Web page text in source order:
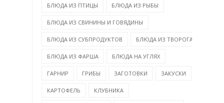
БЛЮДА ИЗ ПТИЦЫ БЛЮДА ИЗ РЫБЫ
БЛЮДА ИЗ СВИНИНЫ И ГОВЯДИНЫ
БЛЮДА ИЗ СУБПРОДУКТОВ БЛЮДА ИЗ ТВОРОГА
БЛЮДА ИЗ ФАРША БЛЮДА НА УГЛЯХ
ГАРНИР ГРИБЫ ЗАГОТОВКИ ЗАКУСКИ
КАРТОФЕЛЬ КЛУБНИКА